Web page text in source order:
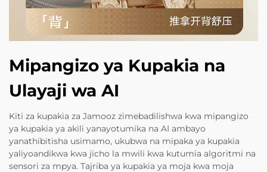
Mipangizo ya Kupakia na
Ulayaji wa AI
Kiti za kupakia za Jamooz zimebadilishwa kwa mipangizo
ya kupakia ya akili yanayotumika na AI ambayo
yanathibitisha usimamo, ukubwa na mipaka ya kupakia
yaliyoandikwa kwa jicho la mwili kwa kutumia algoritmi na
sensori za mpya. Tajriba ya kupakia ya moja kwa moja